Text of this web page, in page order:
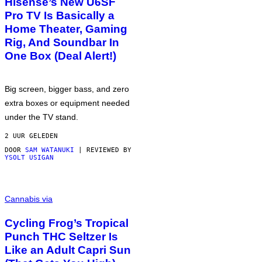
T
W
A
R
E
I
S
E
N
S
E
Pro TV Is Basically a
Home Theater, Gaming
Rig, And Soundbar In
One Box (Deal Alert!)
Big screen, bigger bass, and zero
extra boxes or equipment needed
under the TV stand.
2 UUR GELEDEN
DOOR SAM WATANUKI | REVIEWED BY
YSOLT USIGAN
A
H
A
Q
F
O
Cannabis via
Cycling Frog’s Tropical
Punch THC Seltzer Is
Like an Adult Capri Sun